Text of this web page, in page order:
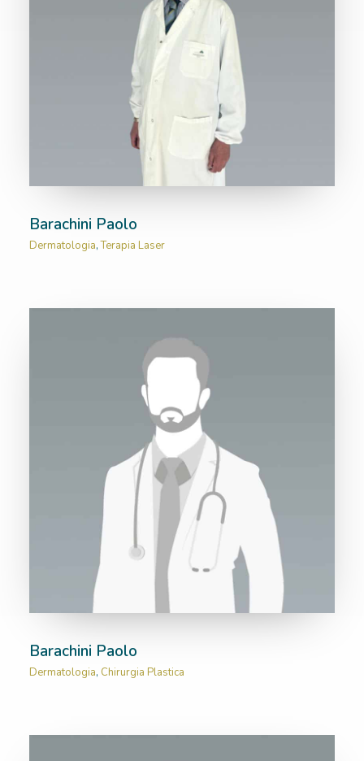
Barachini Paolo
Dermatologia, Terapia Laser
Barachini Paolo
Dermatologia, Chirurgia Plastica